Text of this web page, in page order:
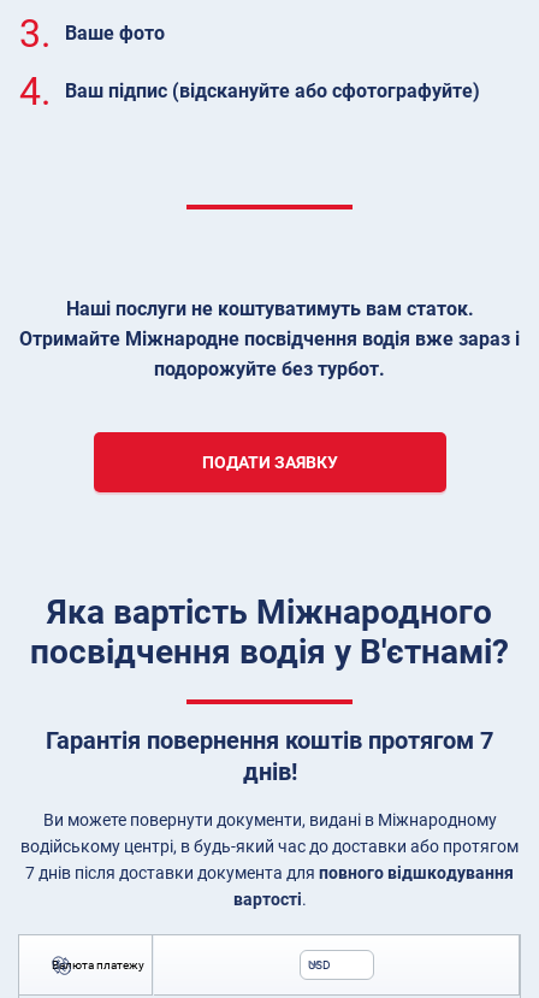
3. Ваше фото
4. Ваш підпис (відскануйте або сфотографуйте)
Наші послуги не коштуватимуть вам статок.
Отримайте Міжнародне посвідчення водія вже зараз і
подорожуйте без турбот.
ПОДАТИ ЗАЯВКУ
Яка вартість Міжнародного
посвідчення водія у В'єтнамі?
Гарантія повернення коштів протягом 7
днів!
Ви можете повернути документи, видані в Міжнародному
водійському центрі, в будь-який час до доставки або протягом
7 днів після доставки документа для повного відшкодування
вартості.
Валюта платежу USD